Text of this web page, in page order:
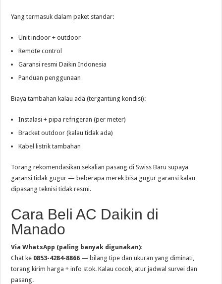
Yang termasuk dalam paket standar:
Unit indoor + outdoor
Remote control
Garansi resmi Daikin Indonesia
Panduan penggunaan
Biaya tambahan kalau ada (tergantung kondisi):
Instalasi + pipa refrigeran (per meter)
Bracket outdoor (kalau tidak ada)
Kabel listrik tambahan
Torang rekomendasikan sekalian pasang di Swiss Baru supaya
garansi tidak gugur — beberapa merek bisa gugur garansi kalau
dipasang teknisi tidak resmi.
Cara Beli AC Daikin di
Manado
Via WhatsApp (paling banyak digunakan):
Chat ke 0853-4284-8866 — bilang tipe dan ukuran yang diminati,
torang kirim harga + info stok. Kalau cocok, atur jadwal survei dan
pasang.